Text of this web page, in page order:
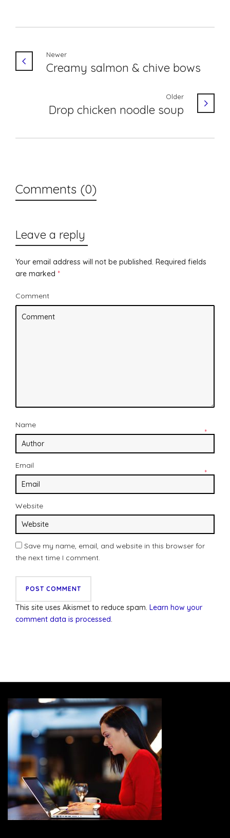
Newer
Creamy salmon & chive bows
Older
Drop chicken noodle soup
Comments (0)
Leave a reply
Your email address will not be published. Required fields
are marked *
Comment
Name
*
Email
*
Website
Save my name, email, and website in this browser for
the next time I comment.
This site uses Akismet to reduce spam. Learn how your
comment data is processed.